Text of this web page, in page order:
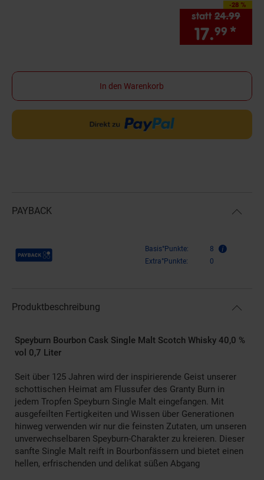
-28 %
Sie Sparen 28
statt 24.99
17.99 *
In den Warenkorb
PAYBACK
Payback Punkte Basis°Punkte:
8
Extra°Punkte:
0
Produktbeschreibung
Speyburn Bourbon Cask Single Malt Scotch Whisky 40,0 %
vol 0,7 Liter
Seit über 125 Jahren wird der inspirierende Geist unserer
schottischen Heimat am Flussufer des Granty Burn in
jedem Tropfen Speyburn Single Malt eingefangen. Mit
ausgefeilten Fertigkeiten und Wissen über Generationen
hinweg verwenden wir nur die feinsten Zutaten, um unseren
unverwechselbaren Speyburn-Charakter zu kreieren. Dieser
sanfte Single Malt reift in Bourbonfässern und bietet einen
hellen, erfrischenden und delikat süßen Abgang